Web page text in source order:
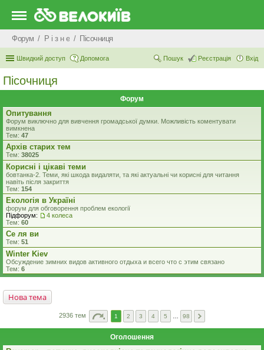
Форум Р i з н е Пісочниця
Швидкий доступ Допомога Вхід
Реєстрація
Пошук
Пісочниця
Форум
Опитування
Форум виключно для вивчення громадської думки. Можливість коментувати
вимкнена
Тем: 47
Архів старих тем
Тем: 38025
Корисні і цікаві теми
бовтанка-2. Теми, які шкода видаляти, та які актуальні чи корисні для читання
навіть після закриття
Тем: 154
Екологiя в Україні
форум для обговорення проблем екології
Підфорум:
4 колеса
Тем: 60
Се ля ви
Тем: 51
Winter Kiev
Обсуждение зимних видов активного отдыха и всего что с этим связано
Тем: 6
Нова тема
2936 тем 1 2 3 4 5 98
Оголошення